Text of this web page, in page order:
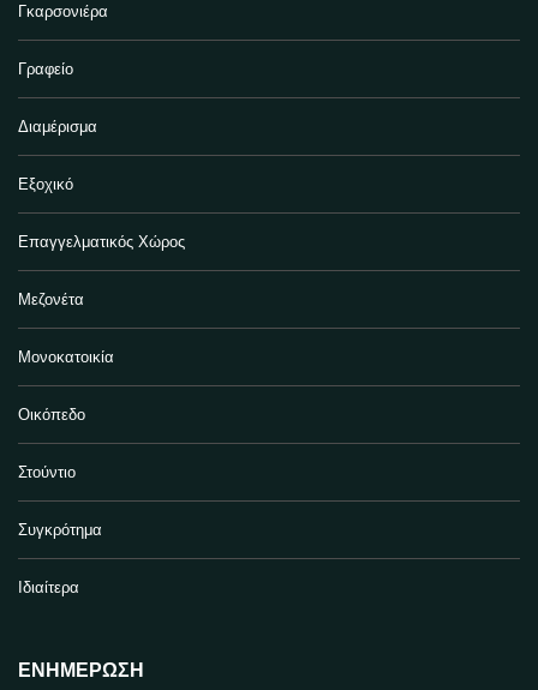
Γκαρσονιέρα
Γραφείο
Διαμέρισμα
Εξοχικό
Επαγγελματικός Χώρος
Μεζονέτα
Μονοκατοικία
Οικόπεδο
Στούντιο
Συγκρότημα
Ιδιαίτερα
ΕΝΗΜΈΡΩΣΗ